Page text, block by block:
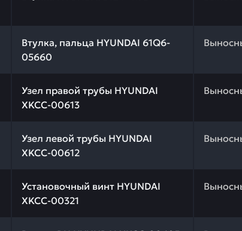
Втулка, пальца HYUNDAI 61Q6-
05660
и профессиональный подбор.
Узел правой трубы HYUNDAI
XKCC-00613
и профессиональный подбор. Узел
Узел левой трубы HYUNDAI
XKCC-00612
и профессиональный подбор. Узел
Установочный винт HYUNDAI
XKCC-00321
и профессиональный подбор.
и профессиональный подбор. Втулка